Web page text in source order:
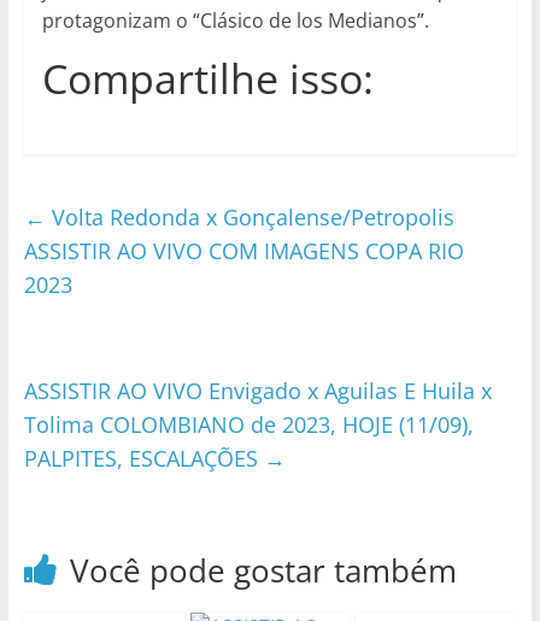
protagonizam o “Clásico de los Medianos”.
Compartilhe isso:
← Volta Redonda x Gonçalense/Petropolis
ASSISTIR AO VIVO COM IMAGENS COPA RIO
2023
ASSISTIR AO VIVO Envigado x Aguilas E Huila x
Tolima COLOMBIANO de 2023, HOJE (11/09),
PALPITES, ESCALAÇÕES →
Você pode gostar também